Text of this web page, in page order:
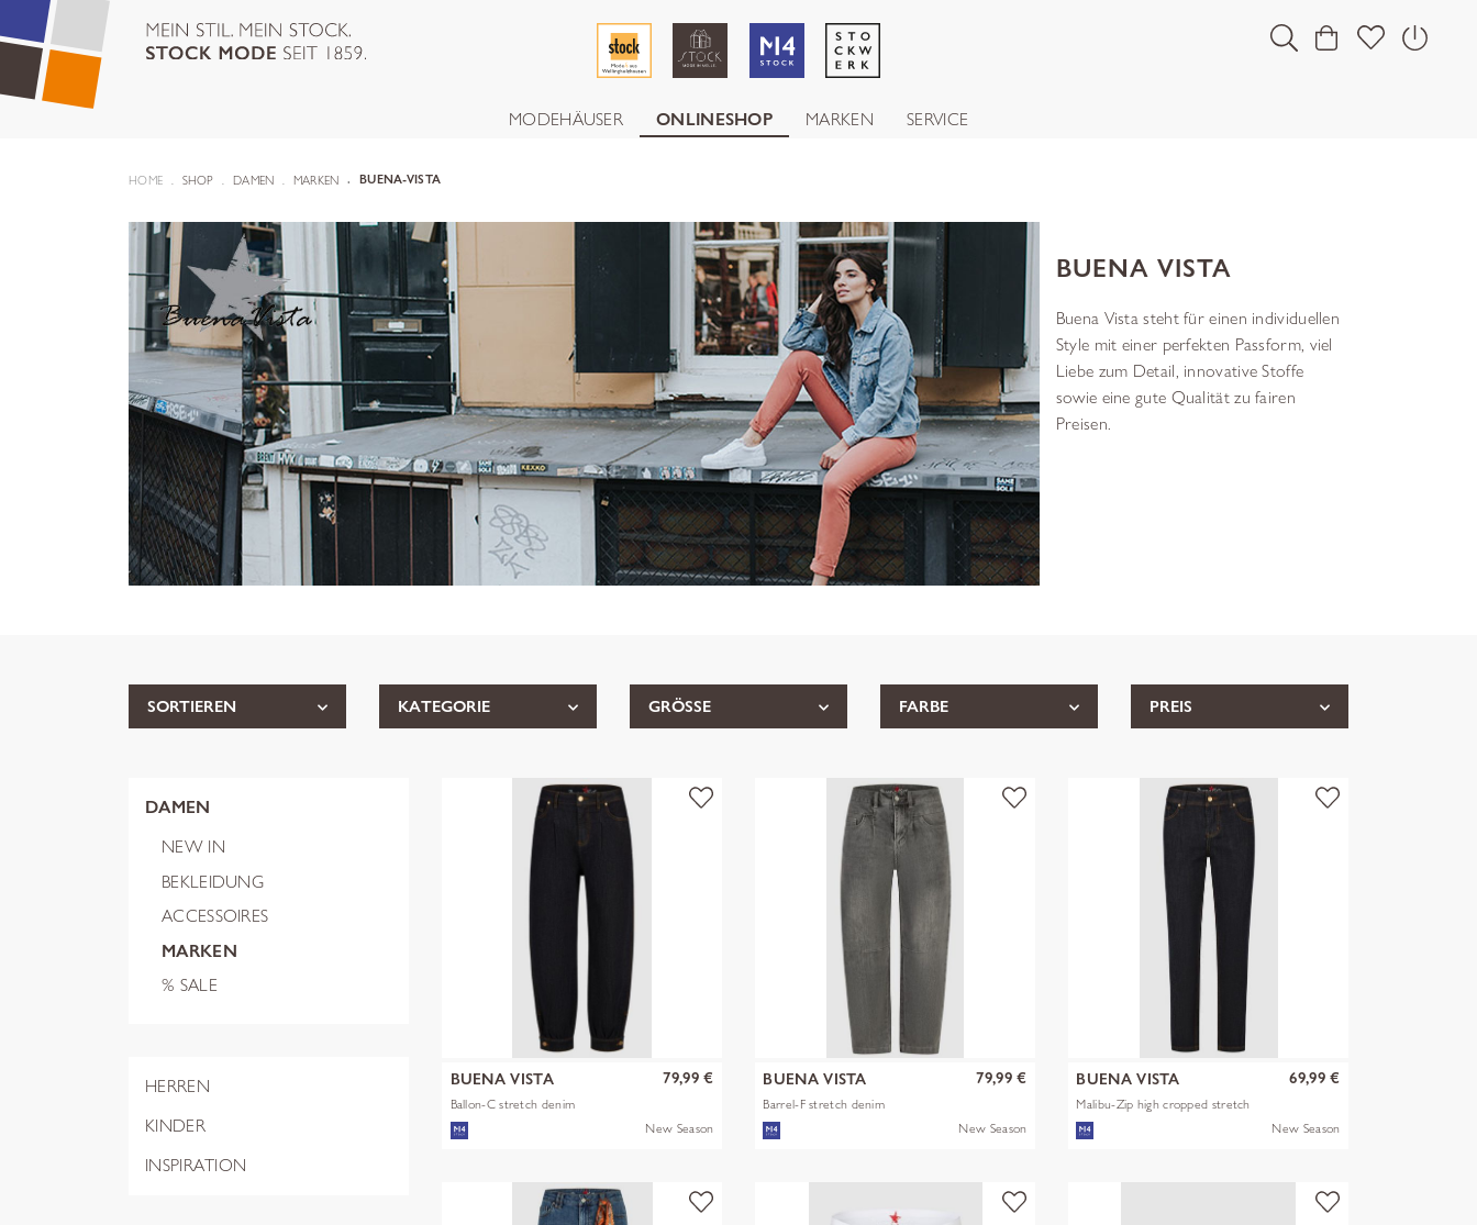
MODEHÄUSER ONLINESHOP MARKEN SERVICE
HOME SHOP DAMEN MARKEN BUENA-VISTA
BUENA VISTA
Buena Vista steht für einen individuellen
Style mit einer perfekten Passform, viel
Liebe zum Detail, innovative Stoffe
sowie eine gute Qualität zu fairen
Preisen.
SORTIEREN KATEGORIE GRÖSSE FARBE PREIS
DAMEN
NEW IN
BEKLEIDUNG
ACCESSOIRES
MARKEN
% SALE
HERREN
KINDER
INSPIRATION
BUENA VISTA
Ballon-C stretch denim
79,99 €
New Season
BUENA VISTA
Barrel-F stretch denim
79,99 €
New Season
BUENA VISTA
Malibu-Zip high cropped stretch
den
69,99 €
New Season